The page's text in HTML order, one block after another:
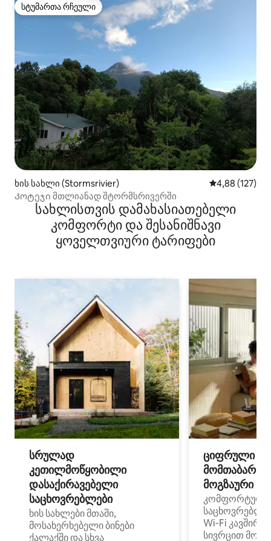
სტუმართა რჩეული
სტუმართა რჩეული
ხის სახლი (Stormsrivier) საშუალო
4,88 (127)
Კოტეჯი მთლიანად შტორმსრივერში
სახლისთვის დამახასიათებელი
კომფორტი და შესანიშნავი
ყოველთვიური ტარიფები
სრულად
კეთილმოწყობილი
დასაქირავებელი
საცხოვრებლები
ხის სახლები მთაში,
მოსახერხებელი ბინები
ქალაქში და სხვა
ციფრული
მოგზაური
კომფორტული
Wi‑Fi
სივრცით